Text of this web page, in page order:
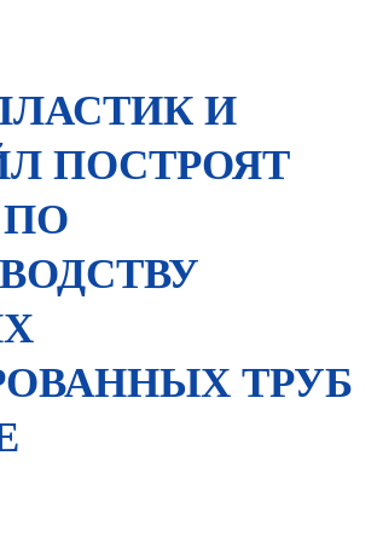
И
ПОСТРОЯТ
ПО
ТРУБ